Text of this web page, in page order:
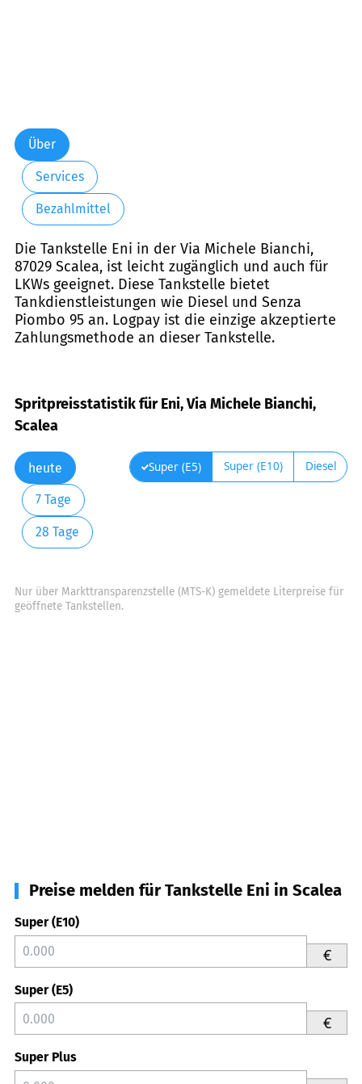
Über
Services
Bezahlmittel
Die Tankstelle Eni in der Via Michele Bianchi,
87029 Scalea, ist leicht zugänglich und auch für
LKWs geeignet. Diese Tankstelle bietet
Tankdienstleistungen wie Diesel und Senza
Piombo 95 an. Logpay ist die einzige akzeptierte
Zahlungsmethode an dieser Tankstelle.
Spritpreisstatistik für Eni, Via Michele Bianchi,
Scalea
heute
7 Tage
28 Tage
Super (E5) Super (E10) Diesel
Nur über Markttransparenzstelle (MTS-K) gemeldete Literpreise für
geöffnete Tankstellen.
Preise melden für Tankstelle Eni in Scalea
Super (E10)
€
Super (E5)
€
Super Plus